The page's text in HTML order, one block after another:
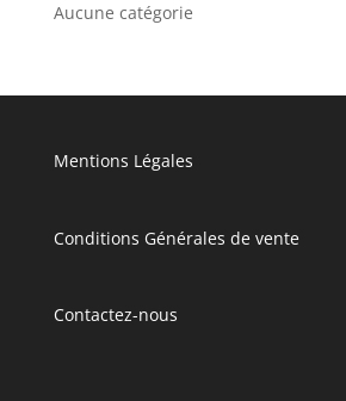
Aucune catégorie
Mentions Légales
Conditions Générales de vente
Contactez-nous